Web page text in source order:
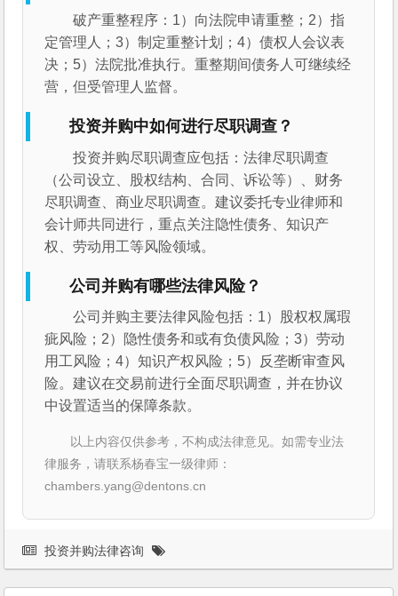
破产重整程序：1）向法院申请重整；2）指
定管理人；3）制定重整计划；4）债权人会议表
决；5）法院批准执行。重整期间债务人可继续经
营，但受管理人监督。
投资并购中如何进行尽职调查？
投资并购尽职调查应包括：法律尽职调查
（公司设立、股权结构、合同、诉讼等）、财务
尽职调查、商业尽职调查。建议委托专业律师和
会计师共同进行，重点关注隐性债务、知识产
权、劳动用工等风险领域。
公司并购有哪些法律风险？
公司并购主要法律风险包括：1）股权权属瑕
疵风险；2）隐性债务和或有负债风险；3）劳动
用工风险；4）知识产权风险；5）反垄断审查风
险。建议在交易前进行全面尽职调查，并在协议
中设置适当的保障条款。
以上内容仅供参考，不构成法律意见。如需专业法
律服务，请联系杨春宝一级律师：
chambers.yang@dentons.cn
投资并购法律咨询